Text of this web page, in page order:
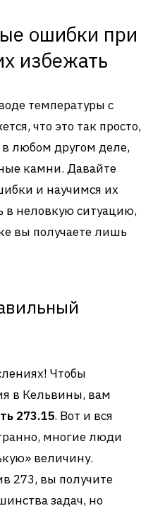
ошибки при
избежать
температуры с
что это так просто,
любом другом деле,
камни. Давайте
и научимся их
в неловкую ситуацию,
вы получаете лишь
Чтобы
в Кельвины, вам
273.15. Вот и вся
многие люди
величину.
273, вы получите
задач, но